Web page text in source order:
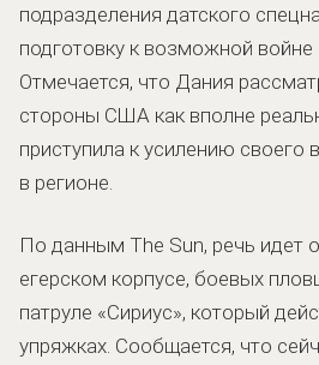
подразделения датского
подготовку к возможной
Отмечается, что Дания
стороны США как вполне
приступила к усилению своего
в регионе.
По данным The Sun, речь идет
егерском корпусе, боевых
патруле «Сириус», который
упряжках. Сообщается, что